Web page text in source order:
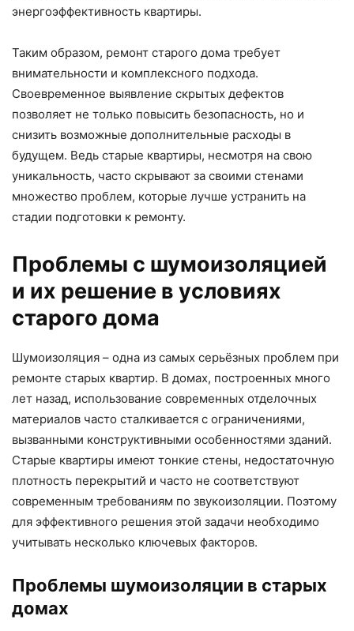
энергоэффективность квартиры.
Таким образом, ремонт старого дома требует
внимательности и комплексного подхода.
Своевременное выявление скрытых дефектов
позволяет не только повысить безопасность, но и
снизить возможные дополнительные расходы в
будущем. Ведь старые квартиры, несмотря на свою
уникальность, часто скрывают за своими стенами
множество проблем, которые лучше устранить на
стадии подготовки к ремонту.
Проблемы с шумоизоляцией
и их решение в условиях
старого дома
Шумоизоляция – одна из самых серьёзных проблем при
ремонте старых квартир. В домах, построенных много
лет назад, использование современных отделочных
материалов часто сталкивается с ограничениями,
вызванными конструктивными особенностями зданий.
Старые квартиры имеют тонкие стены, недостаточную
плотность перекрытий и часто не соответствуют
современным требованиям по звукоизоляции. Поэтому
для эффективного решения этой задачи необходимо
учитывать несколько ключевых факторов.
Проблемы шумоизоляции в старых
домах